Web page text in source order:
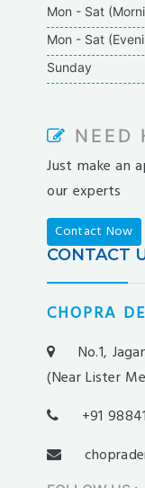
oldcasino
casipol
barbibet
nesilbet
pradabet
ligobet
betebet
pumabet
yakabet
betovis
süratbet
milosbet
benimbahis
turboslot
Mon - Sat
Mon - Sat
Sunday
NEED
Just make an
our experts
Contact Now
CONTACT
CHOPRA
No.1,
(Near Lister
+91